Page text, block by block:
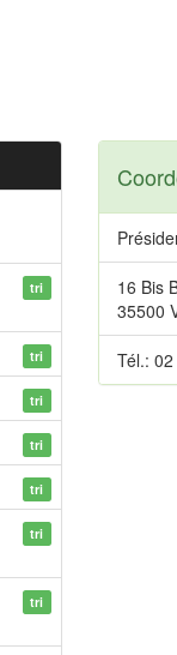
tri
tri
tri
tri
tri
tri
tri
16 Bis
35500
Tél.: